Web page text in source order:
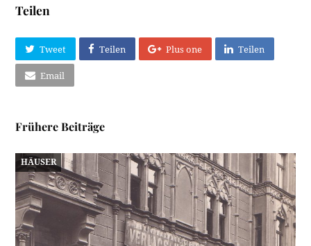
Teilen
Tweet Teilen Plus one Teilen
Email
Frühere Beiträge
HÄUSER